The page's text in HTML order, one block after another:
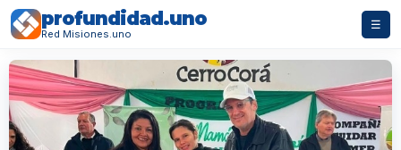
profundidad.uno
Red Misiones.uno
☰